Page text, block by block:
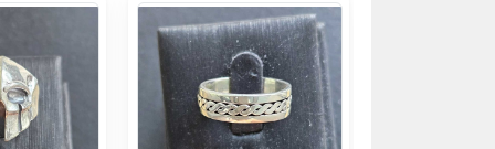
yêu, sức sống mãnh liệt của cá